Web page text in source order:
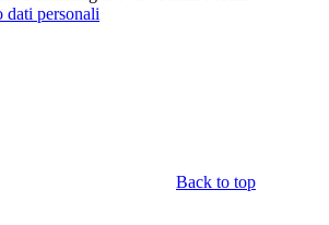
dati personali
Back to top